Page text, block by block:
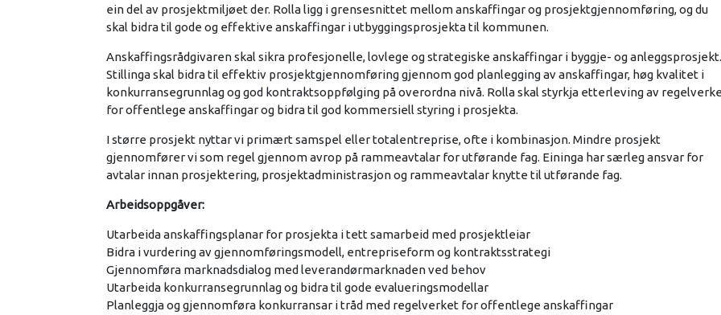
ein del av prosjektmiljøet der. Rolla ligg i grensesnittet mellom anskaffingar og prosjektgjennomføring, og du
skal bidra til gode og effektive anskaffingar i utbyggingsprosjekta til kommunen.
Anskaffingsrådgivaren skal sikra profesjonelle, lovlege og strategiske anskaffingar i byggje- og anleggsprosjekt.
Stillinga skal bidra til effektiv prosjektgjennomføring gjennom god planlegging av anskaffingar, høg kvalitet i
konkurransegrunnlag og god kontraktsoppfølging på overordna nivå. Rolla skal styrkja etterleving av
for offentlege anskaffingar og bidra til god kommersiell styring i prosjekta.
I større prosjekt nyttar vi primært samspel eller totalentreprise, ofte i kombinasjon. Mindre prosjekt
gjennomfører vi som regel gjennom avrop på rammeavtalar for utførande fag. Eininga har særleg ansvar for
avtalar innan prosjektering, prosjektadministrasjon og rammeavtalar knytte til utførande fag.
Arbeidsoppgåver:
Utarbeida anskaffingsplanar for prosjekta i tett samarbeid med prosjektleiar
Bidra i vurdering av gjennomføringsmodell, entrepriseform og kontraktsstrategi
Gjennomføra marknadsdialog med leverandørmarknaden ved behov
Utarbeida konkurransegrunnlag og bidra til gode evalueringsmodellar
Planleggja og gjennomføra konkurransar i tråd med regelverket for offentlege anskaffingar